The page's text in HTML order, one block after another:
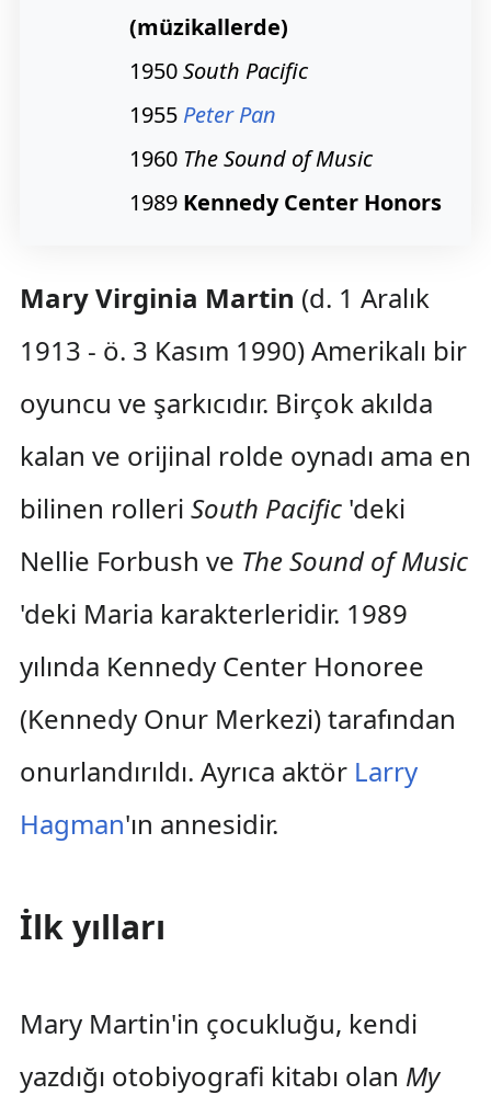
(müzikallerde)
1950South Pacific
1955 Peter Pan
1960 The Sound of Music
1989 Kennedy Center Honors
Mary Virginia Martin (d. 1 Aralık
1913 - ö. 3 Kasım 1990) Amerikalı bir
oyuncu ve şarkıcıdır. Birçok akılda
kalan ve orijinal rolde oynadı ama en
bilinen rolleri South Pacific'deki
Nellie Forbush ve The Sound of Music
'deki Maria karakterleridir. 1989
yılında Kennedy Center Honoree
(Kennedy Onur Merkezi) tarafından
onurlandırıldı. Ayrıca aktör Larry
Hagman'ın annesidir.
İlk yılları
Mary Martin'in çocukluğu, kendi
yazdığı otobiyografi kitabı olan My